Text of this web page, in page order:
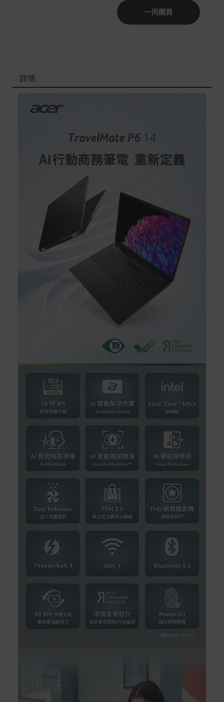
s://www.acer.com/tw-zh/support/warranty/product-wa
付款方式
本網站提供以下付款方式：
率/滿1萬享3期0利率/滿3萬享12期0利率
LINEPAY(含iPASS MONEY)
Apple Pay：須使用行動裝置
Samsung Wallet (原Samsung Pay)：須使用行動裝
置
一同購買
詳情